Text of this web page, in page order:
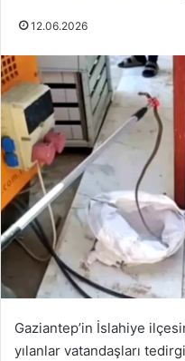
12.06.2026
Gaziantep’in İslahiye
yılanlar vatandaşları